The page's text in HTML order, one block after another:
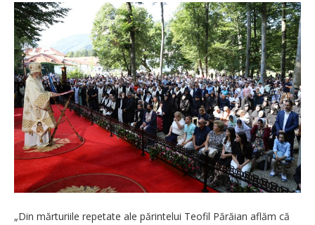
„Din mărturiile repetate ale părintelui Teofil Părăian aflăm că